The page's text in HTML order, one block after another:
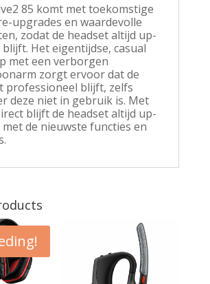
85 komt met toekomstige
upgrades en waardevolle
zodat de headset altijd up-
Het eigentijdse, casual
met een verborgen
zorgt ervoor dat de
professioneel blijft, zelfs
deze niet in gebruik is. Met
blijft de headset altijd up-
de nieuwste functies en